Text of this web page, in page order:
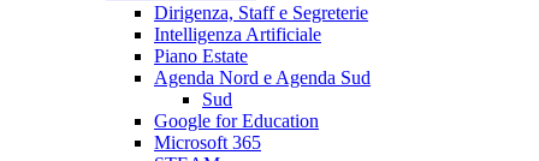
Dirigenza, Staff e Segreterie
Intelligenza Artificiale
Piano Estate
Agenda Nord e Agenda Sud
Sud
Google for Education
Microsoft 365